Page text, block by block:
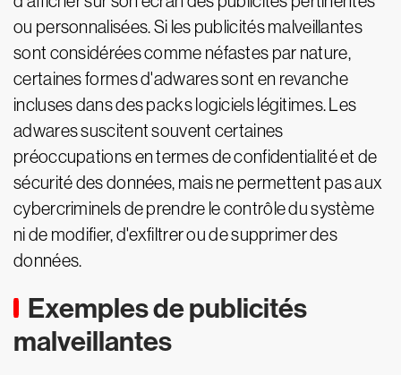
ou personnalisées. Si les publicités malveillantes
sont considérées comme néfastes par nature,
certaines formes d'adwares sont en revanche
incluses dans des packs logiciels légitimes. Les
adwares suscitent souvent certaines
préoccupations en termes de confidentialité et de
sécurité des données, mais ne permettent pas aux
cybercriminels de prendre le contrôle du système
ni de modifier, d'exfiltrer ou de supprimer des
données.
Exemples de publicités
malveillantes